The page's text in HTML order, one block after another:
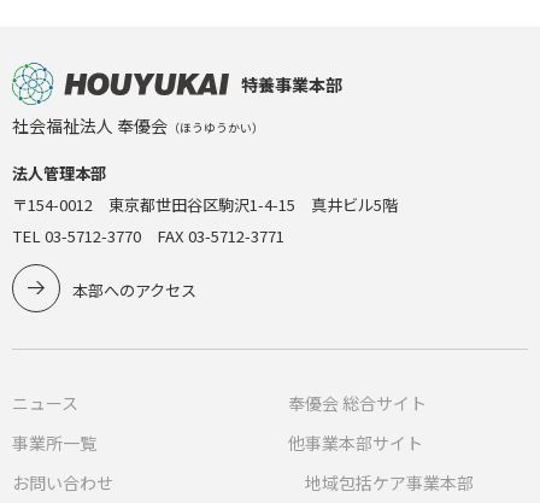
特養事業本部
社会福祉法人 奉優会 （ほうゆうかい）
法人管理本部
〒154-0012 東京都世田谷区駒沢1-4-15 真井ビル5階
TEL 03-5712-3770 FAX 03-5712-3771
本部へのアクセス
ニュース
事業所一覧
お問い合わせ
奉優会 総合サイト
他事業本部サイト
地域包括ケア事業本部